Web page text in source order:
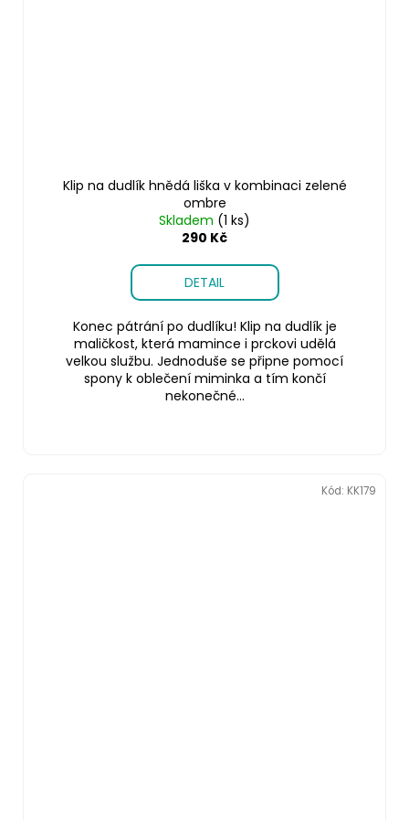
Klip na dudlík hnědá liška v kombinaci zelené
ombre
Skladem (1 ks)
290 Kč
DETAIL
Konec pátrání po dudlíku! Klip na dudlík je
maličkost, která mamince i prckovi udělá
velkou službu. Jednoduše se připne pomocí
spony k oblečení miminka a tím končí
nekonečné...
Kód: KK179